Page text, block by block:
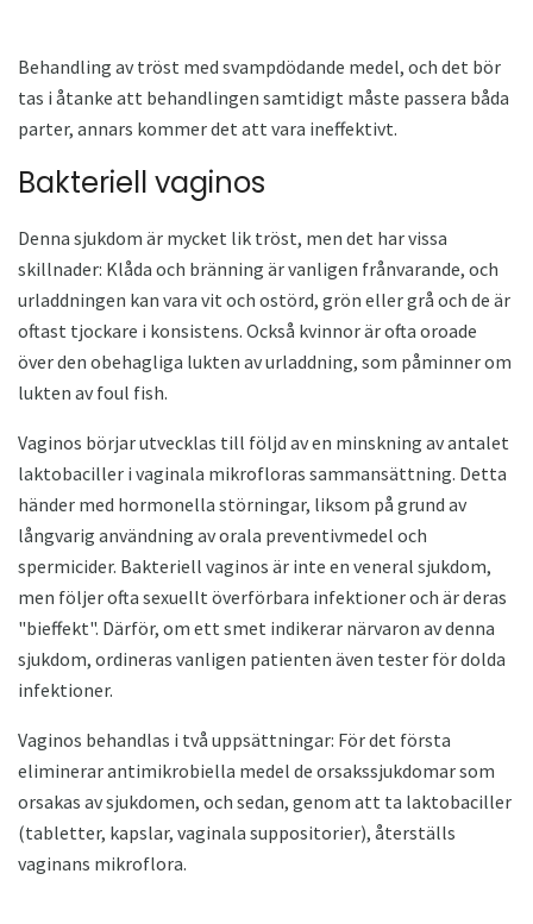
Behandling av tröst med svampdödande medel, och det bör
tas i åtanke att behandlingen samtidigt måste passera båda
parter, annars kommer det att vara ineffektivt.
Bakteriell vaginos
Denna sjukdom är mycket lik tröst, men det har vissa
skillnader: Klåda och bränning är vanligen frånvarande, och
urladdningen kan vara vit och ostörd, grön eller grå och de är
oftast tjockare i konsistens. Också kvinnor är ofta oroade
över den obehagliga lukten av urladdning, som påminner om
lukten av foul fish.
Vaginos börjar utvecklas till följd av en minskning av antalet
laktobaciller i vaginala mikrofloras sammansättning. Detta
händer med hormonella störningar, liksom på grund av
långvarig användning av orala preventivmedel och
spermicider. Bakteriell vaginos är inte en veneral sjukdom,
men följer ofta sexuellt överförbara infektioner och är deras
"bieffekt". Därför, om ett smet indikerar närvaron av denna
sjukdom, ordineras vanligen patienten även tester för dolda
infektioner.
Vaginos behandlas i två uppsättningar: För det första
eliminerar antimikrobiella medel de orsakssjukdomar som
orsakas av sjukdomen, och sedan, genom att ta laktobaciller
(tabletter, kapslar, vaginala suppositorier), återställs
vaginans mikroflora.